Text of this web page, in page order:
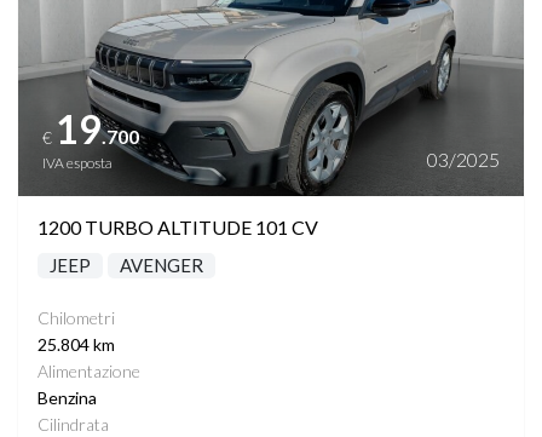
TETTO PANORAMICO APRIBILE
VANO PORTABAGAGLI AUTOMATICO HANDS FREE
VETRI SCURI
VIRTUAL COCKPIT
VOLANTE MULTIFUNZIONE
€ 19.700
IVA esposta 03/2025
1200 TURBO ALTITUDE 101 CV
JEEP AVENGER
Chilometri
25.804 km
Alimentazione
Benzina
Cilindrata